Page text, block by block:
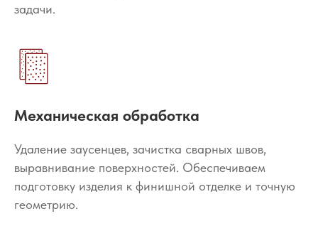
задачи.
Механическая обработка
Удаление заусенцев, зачистка сварных швов,
выравнивание поверхностей. Обеспечиваем
подготовку изделия к финишной отделке и точную
геометрию.